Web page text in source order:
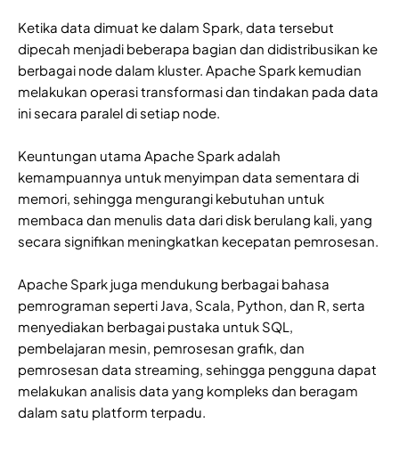
Ketika data dimuat ke dalam Spark, data tersebut
dipecah menjadi beberapa bagian dan didistribusikan ke
berbagai node dalam kluster. Apache Spark kemudian
melakukan operasi transformasi dan tindakan pada data
ini secara paralel di setiap node.
Keuntungan utama Apache Spark adalah
kemampuannya untuk menyimpan data sementara di
memori, sehingga mengurangi kebutuhan untuk
membaca dan menulis data dari disk berulang kali, yang
secara signifikan meningkatkan kecepatan pemrosesan.
Apache Spark juga mendukung berbagai bahasa
pemrograman seperti Java, Scala, Python, dan R, serta
menyediakan berbagai pustaka untuk SQL,
pembelajaran mesin, pemrosesan grafik, dan
pemrosesan data streaming, sehingga pengguna dapat
melakukan analisis data yang kompleks dan beragam
dalam satu platform terpadu.